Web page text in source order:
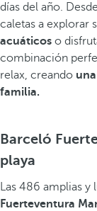
días del año.
caletas a explorar
acuáticos o
combinación
relax, creando
familia.
Barceló
playa
Las 486 amplias y
Fuerteventura